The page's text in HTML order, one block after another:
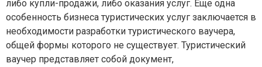
либо купли-продажи, либо оказания услуг. Еще одна
особенность бизнеса туристических услуг заключается в
необходимости разработки туристического ваучера,
общей формы которого не существует. Туристический
ваучер представляет собой документ,